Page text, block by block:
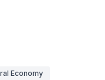
Economy